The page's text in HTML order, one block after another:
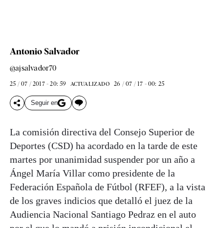
Antonio Salvador
@ajsalvador70
25 / 07 / 2017 - 20: 59 ACTUALIZADO 26 / 07 / 17 - 00: 25
Seguir en
La comisión directiva del Consejo Superior de
Deportes (CSD) ha acordado en la tarde de este
martes por unanimidad suspender por un año a
Ángel María Villar como presidente de la
Federación Española de Fútbol (RFEF), a la vista
de los graves indicios que detalló el juez de la
Audiencia Nacional Santiago Pedraz en el auto